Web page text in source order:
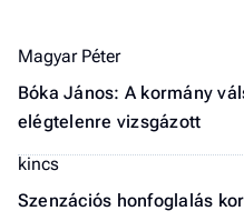
Magyar Péter
Bóka János: A kormány
elégtelenre vizsgázott
kincs
Szenzációs honfoglalás